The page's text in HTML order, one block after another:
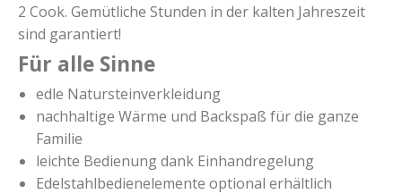
2 Cook. Gemütliche Stunden in der kalten Jahreszeit
sind garantiert!
Für alle Sinne
edle Natursteinverkleidung
nachhaltige Wärme und Backspaß für die ganze
Familie
leichte Bedienung dank Einhandregelung
Edelstahlbedienelemente optional erhältlich